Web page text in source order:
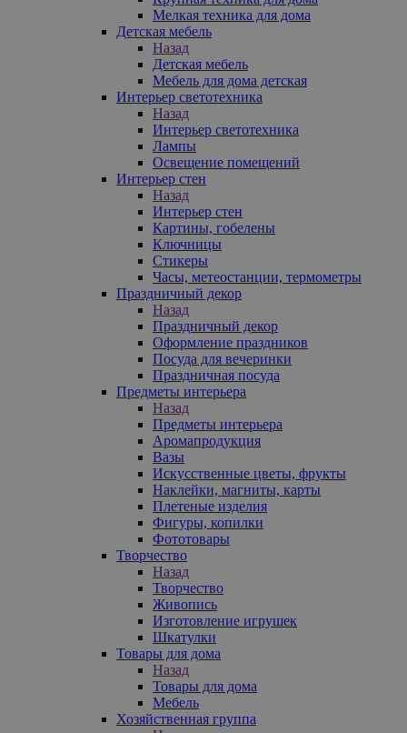
Мелкая техника для дома
Детская мебель
Назад
Детская мебель
Мебель для дома детская
Интерьер светотехника
Назад
Интерьер светотехника
Лампы
Освещение помещений
Интерьер стен
Назад
Интерьер стен
Картины, гобелены
Ключницы
Стикеры
Часы, метеостанции, термометры
Праздничный декор
Назад
Праздничный декор
Оформление праздников
Посуда для вечеринки
Праздничная посуда
Предметы интерьера
Назад
Предметы интерьера
Аромапродукция
Вазы
Искусственные цветы, фрукты
Наклейки, магниты, карты
Плетеные изделия
Фигуры, копилки
Фототовары
Творчество
Назад
Творчество
Живопись
Изготовление игрушек
Шкатулки
Товары для дома
Назад
Товары для дома
Мебель
Хозяйственная группа